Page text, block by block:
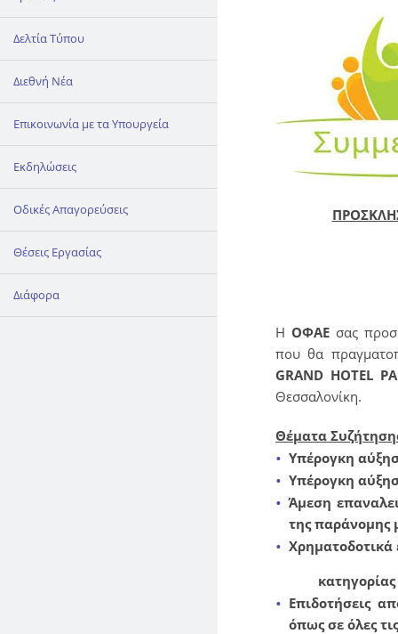
Δελτία Τύπου
Διεθνή Νέα
Επικοινωνία με τα Υπουργεία
Εκδηλώσεις
Οδικές Απαγορεύσεις
Θέσεις Εργασίας
Διάφορα
Η ΟΦΑΕσας
που θα
GRAND HOTEL
Θεσσαλονίκη.
Θέματα
Υπέρογκη
Υπέρογκη
Άμεση
της παράνομης
Χρηματοδοτικά
κατηγορίας
Επιδοτήσεις
όπως σε όλες